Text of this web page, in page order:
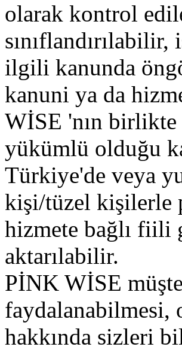
olarak kontrol
ilgili kanunda
kanuni ya da
WİSE 'nın birlikte
yükümlü olduğu
Türkiye'de veya
kişi/tüzel kişilerle
hizmete bağlı fiili
aktarılabilir.
PİNK WİSE
faydalanabilmesi,
hakkında sizleri